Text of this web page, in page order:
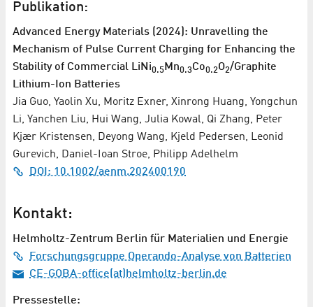
Publikation:
Advanced Energy Materials (2024): Unravelling the
Mechanism of Pulse Current Charging for Enhancing the
Stability of Commercial LiNi0.5 Mn0.3Co0.2O2/Graphite
Lithium-Ion Batteries
Jia Guo, Yaolin Xu, Moritz Exner, Xinrong Huang, Yongchun
Li, Yanchen Liu, Hui Wang, Julia Kowal, Qi Zhang, Peter
Kjær Kristensen, Deyong Wang, Kjeld Pedersen, Leonid
Gurevich, Daniel-Ioan Stroe, Philipp Adelhelm
DOI: 10.1002/aenm.202400190
Kontakt:
Helmholtz-Zentrum Berlin für Materialien und Energie
Forschungsgruppe Operando-Analyse von Batterien
CE-GOBA-office(at)helmholtz-berlin.de
Pressestelle: